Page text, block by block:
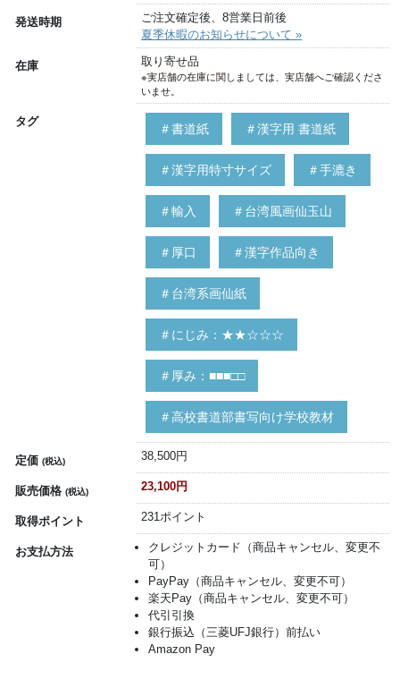
発送時期
ご注文確定後、8営業日前後
夏季休暇のお知らせについて »
在庫 取り寄せ品
※実店舗の在庫に関しましては、実店舗へご確認くださ
いませ。
タグ
＃書道紙 ＃漢字用 書道紙
＃漢字用特寸サイズ ＃手漉き
＃輸入 ＃台湾風画仙玉山
＃厚口 ＃漢字作品向き
＃台湾系画仙紙
＃にじみ：★★☆☆☆
＃厚み：■■■□□
＃高校書道部書写向け学校教材
定価 (税込) 38,500円
販売価格 (税込) 23,100円
取得ポイント 231ポイント
お支払方法
クレジットカード（商品キャンセル、変更不
可）
PayPay（商品キャンセル、変更不可）
楽天Pay（商品キャンセル、変更不可）
代引引換
銀行振込（三菱UFJ銀行）前払い
Amazon Pay